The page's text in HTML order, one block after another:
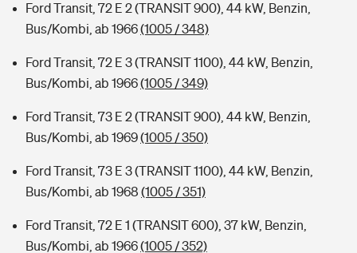
Ford Transit, 72 E 2 (TRANSIT 900), 44 kW, Benzin,
Bus/Kombi, ab 1966(1005 / 348)
Ford Transit, 72 E 3 (TRANSIT 1100), 44 kW, Benzin,
Bus/Kombi, ab 1966(1005 / 349)
Ford Transit, 73 E 2 (TRANSIT 900), 44 kW, Benzin,
Bus/Kombi, ab 1969(1005 / 350)
Ford Transit, 73 E 3 (TRANSIT 1100), 44 kW, Benzin,
Bus/Kombi, ab 1968 (1005 / 351)
Ford Transit, 72 E 1 (TRANSIT 600), 37 kW, Benzin,
Bus/Kombi, ab 1966(1005 / 352)